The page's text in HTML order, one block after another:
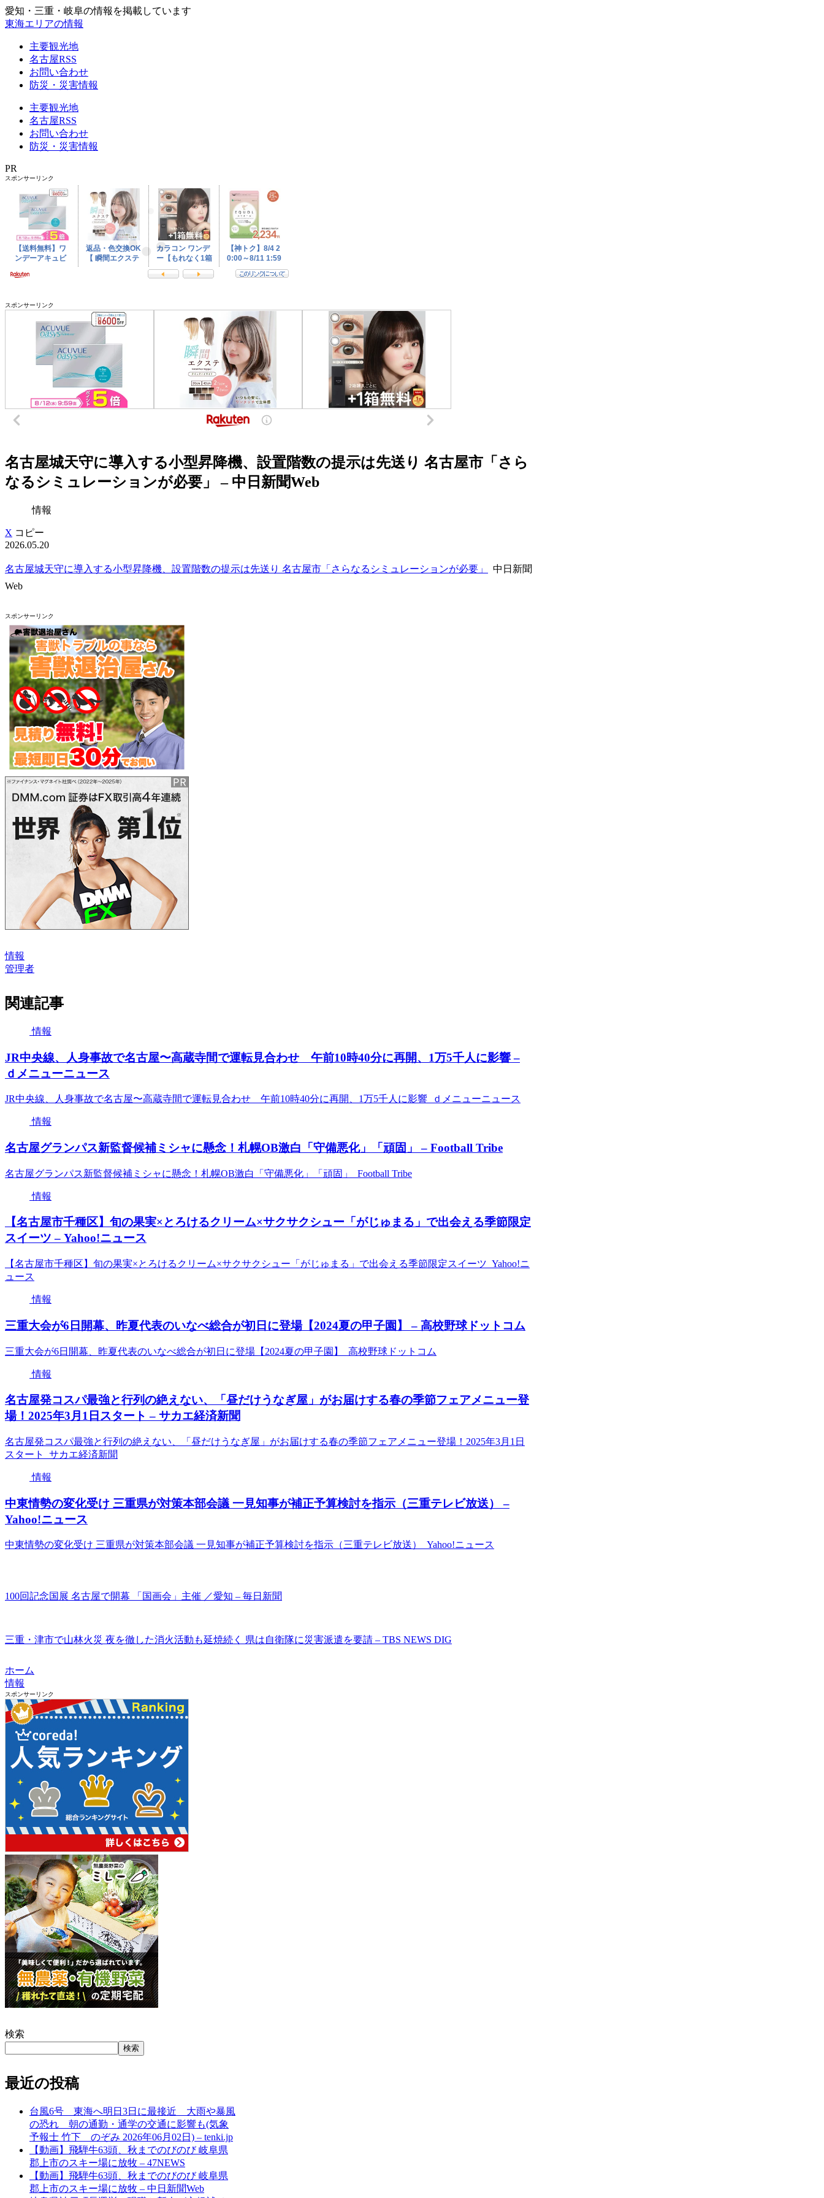
愛知・三重・岐阜の情報を掲載しています
東海エリアの情報
主要観光地
名古屋RSS
お問い合わせ
防災・災害情報
主要観光地
名古屋RSS
お問い合わせ
防災・災害情報
PR
スポンサーリンク
スポンサーリンク
名古屋城天守に導入する小型昇降機、設置階数の提示は先送り 名古屋市「さら
なるシミュレーションが必要」 – 中日新聞Web
情報
X コピー
2026.05.20
名古屋城天守に導入する小型昇降機、設置階数の提示は先送り 名古屋市「さらなるシミュレーションが必要」
中日新聞
Web
スポンサーリンク
情報
管理者
関連記事
情報
JR中央線、人身事故で名古屋〜高蔵寺間で運転見合わせ 午前10時40分に再開、1万5千人に影響 –
ｄメニューニュース
JR中央線、人身事故で名古屋〜高蔵寺間で運転見合わせ 午前10時40分に再開、1万5千人に影響 ｄメニューニュース
情報
名古屋グランパス新監督候補ミシャに懸念！札幌OB激白「守備悪化」「頑固」 – Football Tribe
名古屋グランパス新監督候補ミシャに懸念！札幌OB激白「守備悪化」「頑固」 Football Tribe
情報
【名古屋市千種区】旬の果実×とろけるクリーム×サクサクシュー「がじゅまる」で出会える季節限定
スイーツ – Yahoo!ニュース
【名古屋市千種区】旬の果実×とろけるクリーム×サクサクシュー「がじゅまる」で出会える季節限定スイーツ Yahoo!ニ
ュース
情報
三重大会が6日開幕、昨夏代表のいなべ総合が初日に登場【2024夏の甲子園】 – 高校野球ドットコム
三重大会が6日開幕、昨夏代表のいなべ総合が初日に登場【2024夏の甲子園】 高校野球ドットコム
情報
名古屋発コスパ最強と行列の絶えない、「昼だけうなぎ屋」がお届けする春の季節フェアメニュー登
場！2025年3月1日スタート – サカエ経済新聞
名古屋発コスパ最強と行列の絶えない、「昼だけうなぎ屋」がお届けする春の季節フェアメニュー登場！2025年3月1日
スタート サカエ経済新聞
情報
中東情勢の変化受け 三重県が対策本部会議 一見知事が補正予算検討を指示（三重テレビ放送） –
Yahoo!ニュース
中東情勢の変化受け 三重県が対策本部会議 一見知事が補正予算検討を指示（三重テレビ放送） Yahoo!ニュース
100回記念国展 名古屋で開幕 「国画会」主催 ／愛知 – 毎日新聞
三重・津市で山林火災 夜を徹した消火活動も延焼続く 県は自衛隊に災害派遣を要請 – TBS NEWS DIG
ホーム
情報
スポンサーリンク
検索
検索
最近の投稿
台風6号 東海へ明日3日に最接近 大雨や暴風
の恐れ 朝の通勤・通学の交通に影響も(気象
予報士 竹下 のぞみ 2026年06月02日) – tenki.jp
【動画】飛騨牛63頭、秋までのびのび 岐阜県
郡上市のスキー場に放牧 – 47NEWS
【動画】飛騨牛63頭、秋までのびのび 岐阜県
郡上市のスキー場に放牧 – 中日新聞Web